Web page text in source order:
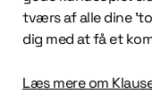
tværs af alle dine
dig med at få et
Læs mere om